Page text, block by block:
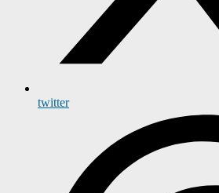
twitter